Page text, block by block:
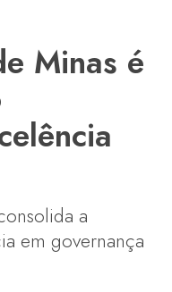
Minas é
a
em governança